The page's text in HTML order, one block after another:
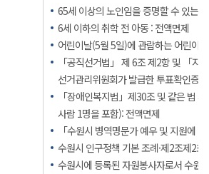
65세 이상의 노인임을 증명할 수 있는
6세 이하의 취학 전 아동 : 전액면제
어린이날(5월 5일)에 관람하는 어린이 :
「공직선거법」 제 6조 제2항 및 「
선거관리위원회가 발급한 투표확인증
「장애인복지법」제30조 및 같은 법
사람 1명을 포함): 전액면제
「수원시 병역명문가 예우 및 지원에
수원시 인구정책 기본 조례·제2조제2
수원시에 등록된 자원봉사자로서 수원